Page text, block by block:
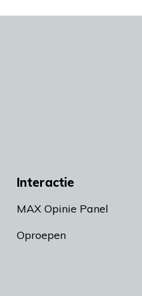
Interactie
MAX Opinie Panel
Oproepen